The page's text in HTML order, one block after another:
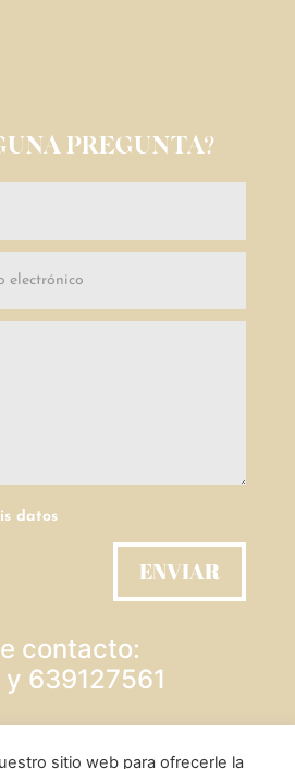
PREGUNTA?
datos
ENVIAR
contacto:
639127561
DATOS
sitio web para ofrecerle la